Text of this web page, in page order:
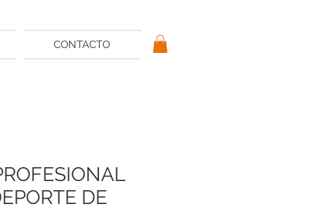
CONTACTO
DE